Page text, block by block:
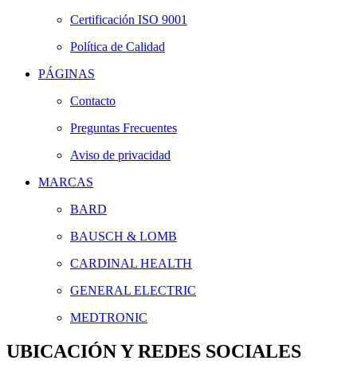
Certificación ISO 9001
Política de Calidad
PÁGINAS
Contacto
Preguntas Frecuentes
Aviso de privacidad
MARCAS
BARD
BAUSCH & LOMB
CARDINAL HEALTH
GENERAL ELECTRIC
MEDTRONIC
UBICACIÓN Y REDES SOCIALES